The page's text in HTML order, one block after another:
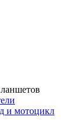
и мотоцикл